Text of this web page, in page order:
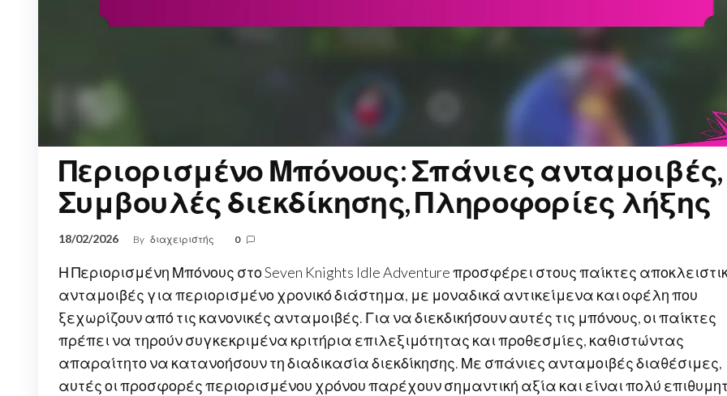
Περιορισμένο Μπόνους: Σπάνιες ανταμοιβές,
Συμβουλές διεκδίκησης, Πληροφορίες λήξης
18/02/2026 By διαχειριστής 0
Η Περιορισμένη Μπόνους στο Seven Knights Idle Adventure προσφέρει στους παίκτες
ανταμοιβές για περιορισμένο χρονικό διάστημα, με μοναδικά αντικείμενα και οφέλη που
ξεχωρίζουν από τις κανονικές ανταμοιβές. Για να διεκδικήσουν αυτές τις μπόνους, οι παίκτες
πρέπει να τηρούν συγκεκριμένα κριτήρια επιλεξιμότητας και προθεσμίες, καθιστώντας
απαραίτητο να κατανοήσουν τη διαδικασία διεκδίκησης. Με σπάνιες ανταμοιβές διαθέσιμες,
αυτές οι προσφορές περιορισμένου χρόνου παρέχουν σημαντική αξία και είναι πολύ